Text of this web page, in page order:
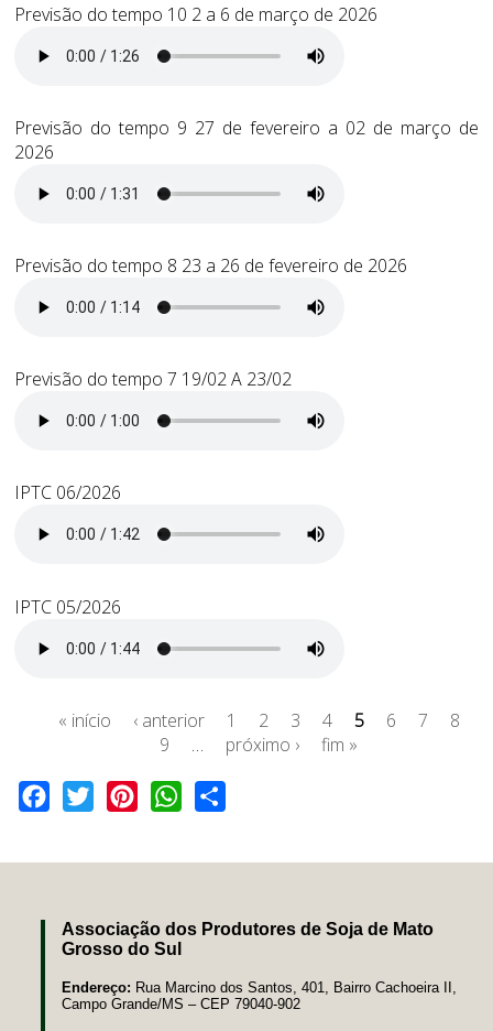
Previsão do tempo 10 2 a 6 de março de 2026
Previsão do tempo 9 27 de fevereiro a 02 de março de
2026
Previsão do tempo 8 23 a 26 de fevereiro de 2026
Previsão do tempo 7 19/02 A 23/02
IPTC 06/2026
IPTC 05/2026
« início ‹ anterior 1 2 3 4 5 6 7
8
9
… próximo › fim »
Facebook
Twitter PinterestWhatsApp
Associação dos Produtores de Soja de Mato
Grosso do Sul
Endereço: Rua Marcino dos Santos, 401, Bairro Cachoeira II,
Campo Grande/MS – CEP 79040-902